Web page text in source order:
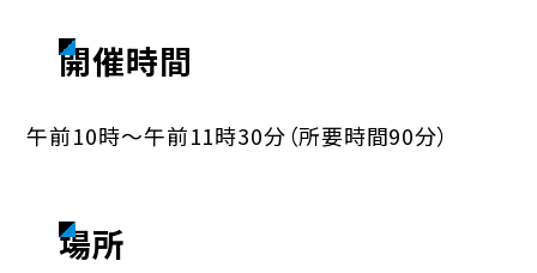
開催時間
午前10時～午前11時30分（所要時間90分）
場所